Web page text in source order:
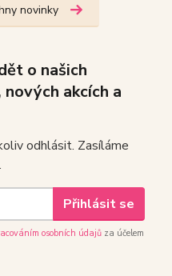
novinky
o našich
nových akcích a
odhlásit. Zasíláme
Přihlásit se
osobních údajů za účelem